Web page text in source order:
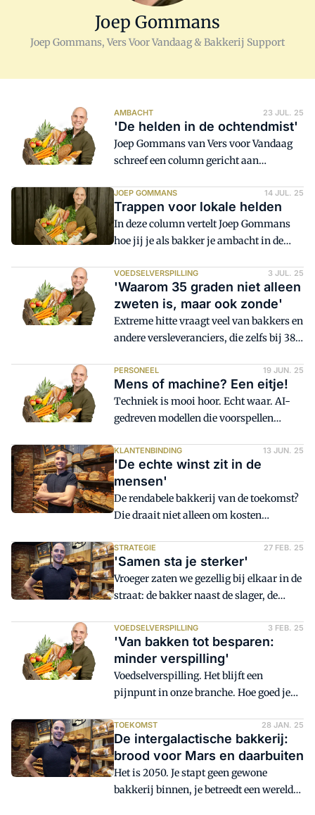
Joep Gommans
Joep Gommans, Vers Voor Vandaag & Bakkerij Support
AMBACHT 23 JUL. 25
'De helden in de ochtendmist'
Joep Gommans van Vers voor Vandaag
schreef een column gericht aan
ambacht, die hij ook graag met bakkers,
deze helden in de ochtendmist, wil delen.
JOEP GOMMANS 14 JUL. 25
Trappen voor lokale helden
In deze column vertelt Joep Gommans
hoe jij je als bakker je ambacht in de
fietsenkaart die al meer dan 19.000
foodies verbindt.
VOEDSELVERSPILLING 3 JUL. 25
'Waarom 35 graden niet alleen
zweten is, maar ook zonde'
Extreme hitte vraagt veel van bakkers en
andere versleveranciers, die zelfs bij 38
Tegelijkertijd jaagt de hitte
voedselverspilling aan, schrijft Joep
Gommans in een aan consumenten
gerichte column. Hij roept klanten op bij
balkon, maar ook met hun vershelden
mee te denken.
PERSONEEL 19 JUN. 25
Mens of machine? Een eitje!
Techniek is mooi hoor. Echt waar. AI-
gedreven modellen die voorspellen
dinsdag. Slimme prullenbakken die
exact registreren wat je weggooit.
Automatisering die je helpt om minder
te verspillen, om efficiënter te werken.
En ja, ook platforms zoals Vers Voor
onnodig eindigen in de kliko. Maar laten
we eerlijk zijn: zonder de mens stelt dat
allemaal niks voor.
KLANTENBINDING 13 JUN. 25
'De echte winst zit in de
mensen'
De rendabele bakkerij van de toekomst?
Die draait niet alleen om kosten
nieuwste oven. Die draait om fans en
ambassadeurs. Niet alleen buiten je
bedrijf, maar vooral ook daarbinnen.
STRATEGIE 27 FEB. 25
'Samen sta je sterker'
Vroeger zaten we gezellig bij elkaar in de
straat: de bakker naast de slager, de
een paar deuren verder. Klanten deden
hun vaste rondje en kwamen overal even
binnen. Je kende elkaar, stuurde klanten
door ('Loop ook even bij de buurman
binnen, hij heeft vandaag iets lekkers!')
de buurt. Maar de tijden zijn veranderd.
VOEDSELVERSPILLING 3 FEB. 25
'Van bakken tot besparen:
minder verspilling'
Voedselverspilling. Het blijft een
pijnpunt in onze branche. Hoe goed je
zit je vaak met producten die nét niet
verkocht zijn. En dan? Weggooien voelt
zonde, maar wat doe je ermee?
TOEKOMST 28 JAN. 25
De intergalactische bakkerij:
brood voor Mars en daarbuiten
Het is 2050. Je stapt geen gewone
bakkerij binnen, je betreedt een wereld